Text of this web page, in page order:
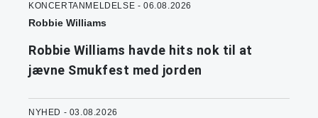
KONCERTANMELDELSE - 06.08.2026
Robbie Williams
Robbie Williams havde hits nok til at
jævne Smukfest med jorden
NYHED - 03.08.2026